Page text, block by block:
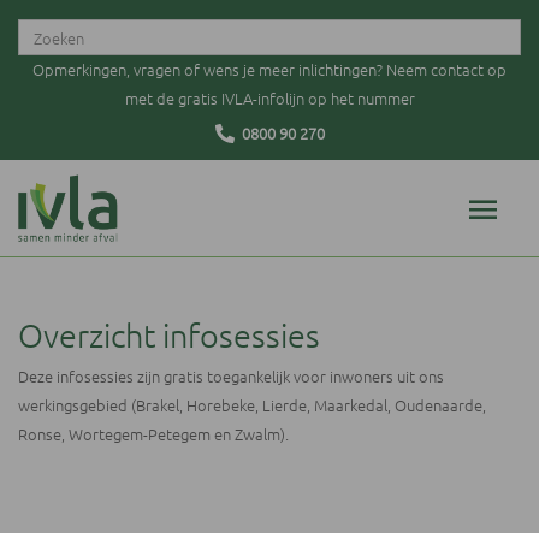
Opmerkingen, vragen of wens je meer inlichtingen? Neem contact op
met de gratis IVLA-infolijn op het nummer
0800 90 270
Overzicht infosessies
Deze infosessies zijn gratis toegankelijk voor inwoners uit ons
werkingsgebied (Brakel, Horebeke, Lierde, Maarkedal, Oudenaarde,
Ronse, Wortegem-Petegem en Zwalm).